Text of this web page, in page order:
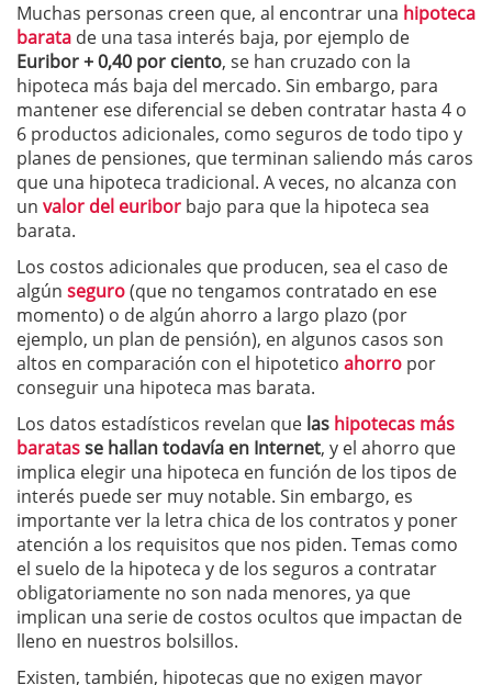
Muchas personas creen que, al encontrar una hipoteca
barata de una tasa interés baja, por ejemplo de
Euribor + 0,40 por ciento, se han cruzado con la
hipoteca más baja del mercado. Sin embargo, para
mantener ese diferencial se deben contratar hasta 4 o
6 productos adicionales, como seguros de todo tipo y
planes de pensiones, que terminan saliendo más caros
que una hipoteca tradicional. A veces, no alcanza con
un valor del euribor bajo para que la hipoteca sea
barata.
Los costos adicionales que producen, sea el caso de
algún seguro(que no tengamos contratado en ese
momento) o de algún ahorro a largo plazo (por
ejemplo, un plan de pensión), en algunos casos son
altos en comparación con el hipotetico ahorro por
conseguir una hipoteca mas barata.
Los datos estadísticos revelan que las hipotecas más
baratasse hallan todavía en Internet, y el ahorro que
implica elegir una hipoteca en función de los tipos de
interés puede ser muy notable. Sin embargo, es
importante ver la letra chica de los contratos y poner
atención a los requisitos que nos piden. Temas como
el suelo de la hipoteca y de los seguros a contratar
obligatoriamente no son nada menores, ya que
implican una serie de costos ocultos que impactan de
lleno en nuestros bolsillos.
Existen, también, hipotecas que no exigen mayor